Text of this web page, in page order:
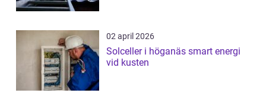
02 april 2026
Solceller i höganäs smart energi
vid kusten